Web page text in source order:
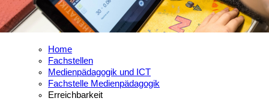
Home
Fachstellen
Medienpädagogik und ICT
Fachstelle Medienpädagogik
Erreichbarkeit